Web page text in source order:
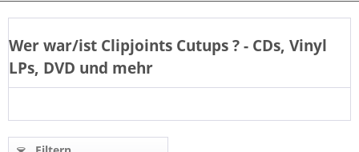
Wer war/ist Clipjoints Cutups? - CDs, Vinyl
LPs, DVD und mehr